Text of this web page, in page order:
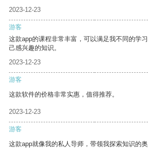
2023-12-23
游客
这款app的课程非常丰富，可以满足我不同的学
己感兴趣的知识。
2023-12-23
游客
这款软件的价格非常实惠，值得推荐。
2023-12-23
游客
这款app就像我的私人导师，带领我探索知识的奥